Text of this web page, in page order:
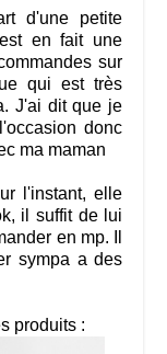
d'une petite
en fait une
sur
qui est très
J'ai dit que je
donc
ma maman
l'instant, elle
il suffit de lui
en mp. Il
sympa a des
produits :